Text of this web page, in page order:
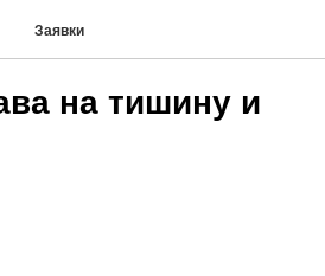
Заявки
на тишину и